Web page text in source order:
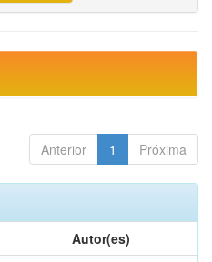
Anterior 1 Próxima
Autor(es)